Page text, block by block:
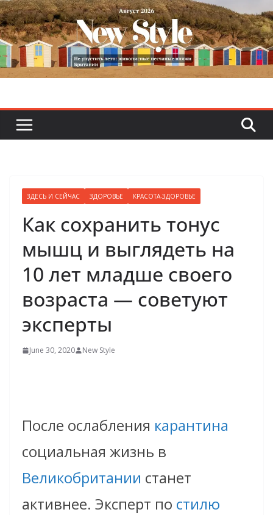
Skip
to
content
ЗДЕСЬ И СЕЙЧАС ЗДОРОВЬЕ КРАСОТА-ЗДОРОВЬЕ
Как сохранить тонус
мышц и выглядеть на
10 лет младше своего
возраста — советуют
эксперты
June 30, 2020 New Style
После ослабления карантина
социальная жизнь в
Великобритании станет
активнее. Эксперт по стилю